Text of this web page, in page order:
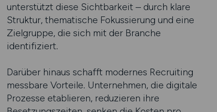
unterstützt diese Sichtbarkeit – durch klare
Struktur, thematische Fokussierung und eine
Zielgruppe, die sich mit der Branche
identifiziert.
Darüber hinaus schafft modernes Recruiting
messbare Vorteile. Unternehmen, die digitale
Prozesse etablieren, reduzieren ihre